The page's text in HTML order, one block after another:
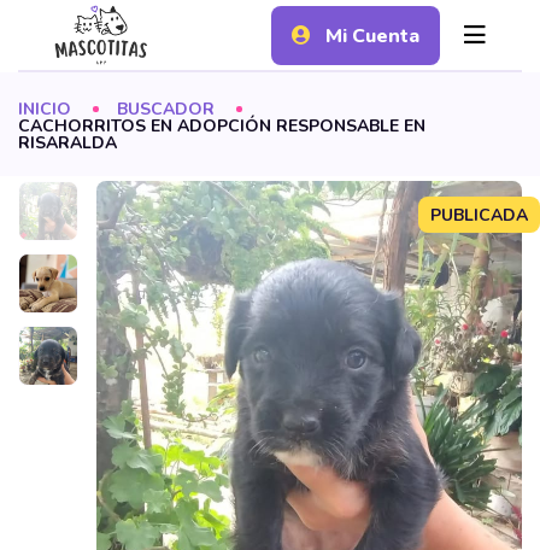
Mi Cuenta
INICIO BUSCADOR
CACHORRITOS EN ADOPCIÓN RESPONSABLE EN
RISARALDA
PUBLICADA